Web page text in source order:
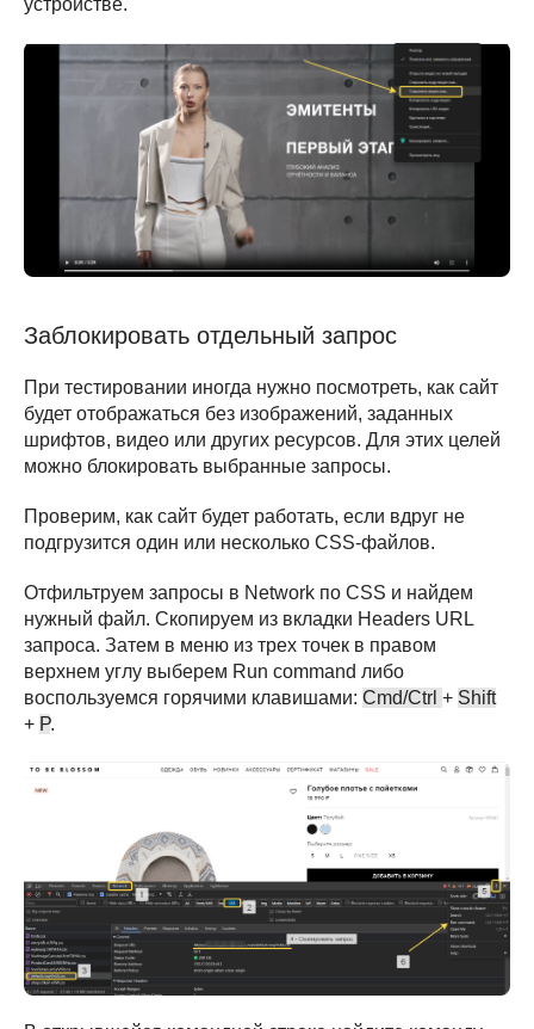
Заблокировать отдельный запрос
При тестировании иногда нужно посмотреть, как сайт
будет отображаться без изображений, заданных
шрифтов, видео или других ресурсов. Для этих целей
можно блокировать выбранные запросы.
Проверим, как сайт будет работать, если вдруг не
подгрузится один или несколько CSS-файлов.
Отфильтруем запросы в Network по CSS и найдем
нужный файл. Скопируем из вкладки Headers URL
запроса. Затем в меню из трех точек в правом
верхнем углу выберем Run command либо
воспользуемся горячими клавишами: Cmd/Ctrl + Shift
+ P.